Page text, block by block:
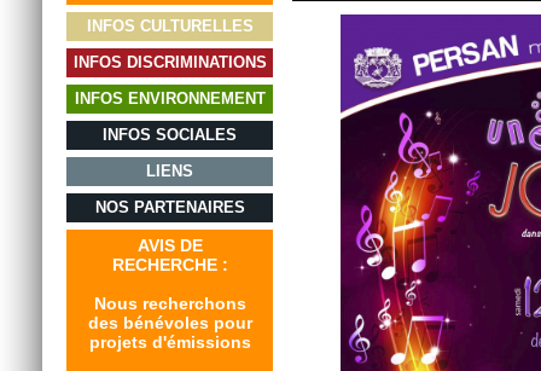
INFOS CULTURELLES
INFOS DISCRIMINATIONS
INFOS ENVIRONNEMENT
INFOS SOCIALES
LIENS
NOS PARTENAIRES
AVIS DE
RECHERCHE :
Nous recherchons
des bénévoles pour
projets d'émissions